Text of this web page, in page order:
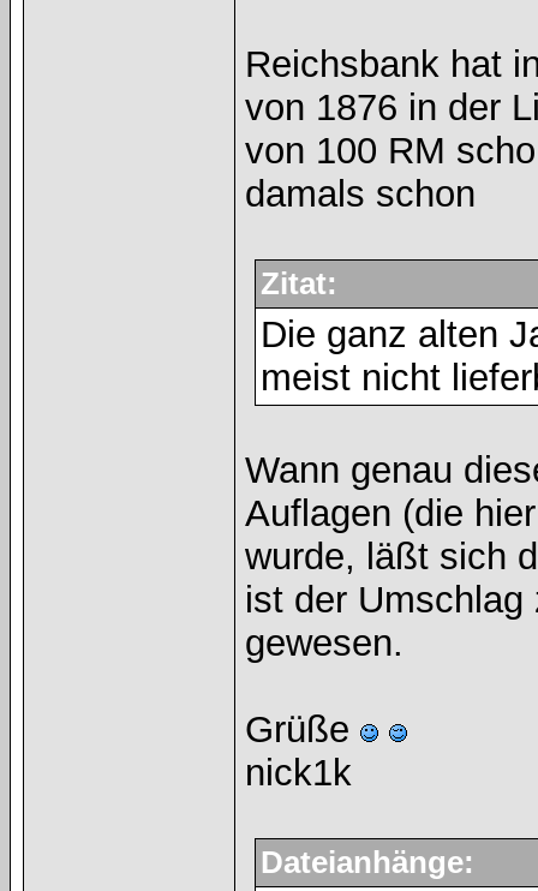
Reichsbank hat
von 1876 in der
von 100 RM
damals schon
Zitat:
Die ganz alten
meist nicht
Wann genau
Auflagen (die
wurde, läßt sich
ist der Umschlag
gewesen.
Grüße
nick1k
Dateianhänge: